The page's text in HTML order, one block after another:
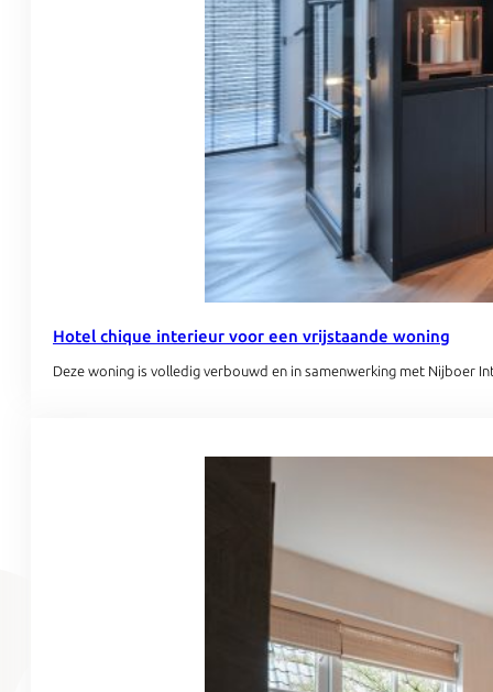
Hotel chique interieur voor een vrijstaande woning
Deze woning is volledig verbouwd en in samenwerking met Nijboer